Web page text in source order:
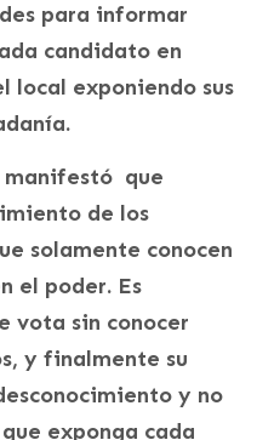
para informar
candidato en
local exponiendo sus
manifestó que
de los
solamente conocen
el poder. Es
vota sin conocer
y finalmente su
y no
exponga cada